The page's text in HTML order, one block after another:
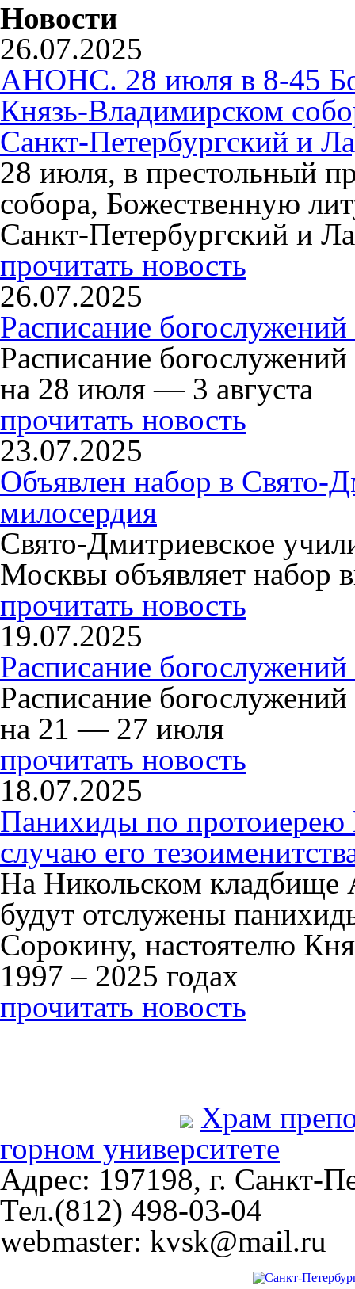
Новости
26.07.2025
АНОНС. 28 июля в 8-45
Князь-Владимирском
Санкт-Петербургский и
28 июля, в престольный
собора, Божественную
Санкт-Петербургский и
прочитать новость
26.07.2025
Расписание
Расписание
на 28 июля — 3 августа
прочитать новость
23.07.2025
Объявлен набор в Свято-
милосердия
Свято-Дмитриевское
Москвы объявляет набор
прочитать новость
19.07.2025
Расписание
Расписание
на 21 — 27 июля
прочитать новость
18.07.2025
Панихиды по
случаю его
На Никольском кладбище
будут отслужены
Сорокину, настоятелю
1997 – 2025 годах
прочитать новость
Храм
горном университете
Адрес: 197198, г. Санкт-
Тел.(812) 498-03-04
webmaster: kvsk@mail.ru